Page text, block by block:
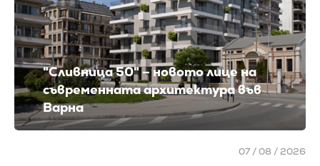
"Сливница 50" – новото лице на
съвременната архитектура във
Варна
07 / 08 / 2026